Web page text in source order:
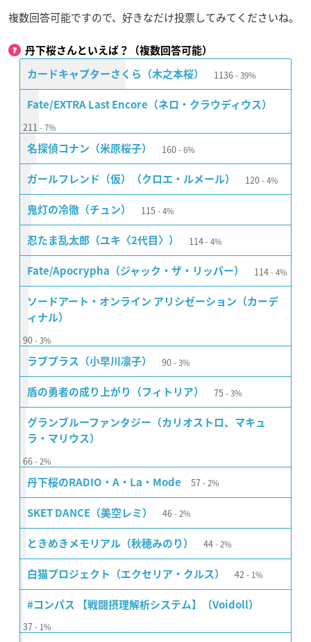
複数回答可能ですので、好きなだけ投票してみてくださいね。
丹下桜さんといえば？（複数回答可能）
カードキャプターさくら（木之本桜） 1136 39%
Fate/EXTRA Last Encore（ネロ・クラウディウス）
211 7%
名探偵コナン（米原桜子） 160 6%
ガールフレンド（仮）（クロエ・ルメール） 120 4%
鬼灯の冷徹（チュン） 115 4%
忍たま乱太郎（ユキ〈2代目〉） 114 4%
Fate/Apocrypha（ジャック・ザ・リッパー） 114 4%
ソードアート・オンライン アリシゼーション（カーデ
ィナル）
90 3%
ラブプラス（小早川凛子） 90 3%
盾の勇者の成り上がり（フィトリア） 75 3%
グランブルーファンタジー（カリオストロ、マキュ
ラ・マリウス）
66 2%
丹下桜のRADIO・A・La・Mode 57 2%
SKET DANCE（美空レミ） 46 2%
ときめきメモリアル（秋穂みのり） 44 2%
白猫プロジェクト（エクセリア・クルス） 42 1%
#コンパス 【戦闘摂理解析システム】（Voidoll）
37 1%